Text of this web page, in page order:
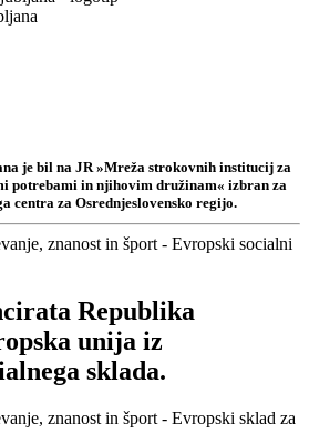
je bil na JR »Mreža strokovnih institucij za
potrebami in njihovim družinam« izbran za
centra za Osrednjeslovensko regijo.
Republika
unija iz
sklada.